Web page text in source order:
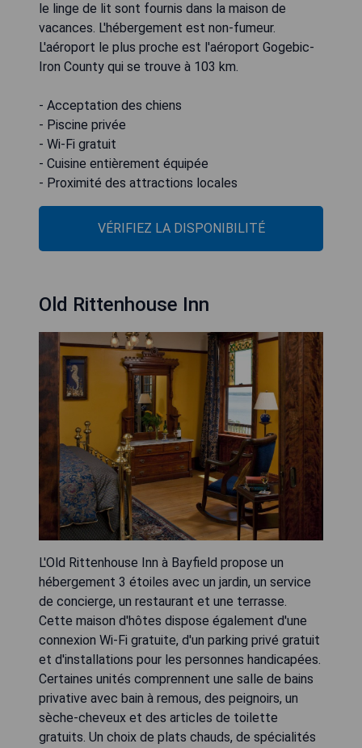
le linge de lit sont fournis dans la maison de
vacances. L'hébergement est non-fumeur.
L'aéroport le plus proche est l'aéroport Gogebic-
Iron County qui se trouve à 103 km.
- Acceptation des chiens
- Piscine privée
- Wi-Fi gratuit
- Cuisine entièrement équipée
- Proximité des attractions locales
VÉRIFIEZ LA DISPONIBILITÉ
Old Rittenhouse Inn
L'Old Rittenhouse Inn à Bayfield propose un
hébergement 3 étoiles avec un jardin, un service
de concierge, un restaurant et une terrasse.
Cette maison d'hôtes dispose également d'une
connexion Wi-Fi gratuite, d'un parking privé gratuit
et d'installations pour les personnes handicapées.
Certaines unités comprennent une salle de bains
privative avec bain à remous, des peignoirs, un
sèche-cheveux et des articles de toilette
gratuits. Un choix de plats chauds, de spécialités